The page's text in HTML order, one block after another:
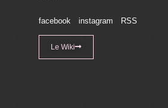
facebook instagram RSS
Le Wiki